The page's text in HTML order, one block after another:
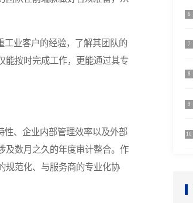
业客户的经验，了解其团队的
能按时完成工作，更能通过其专
、企业内部管理效率以及外部
及数月之久的年度审计整合。作
规范化、与服务商的专业化协
6
7
8
9
10